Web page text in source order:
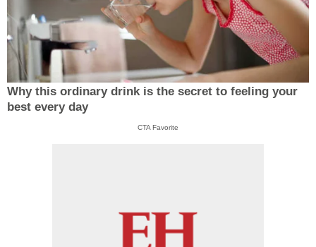
Why this ordinary drink is the secret to feeling your
best every day
CTA Favorite